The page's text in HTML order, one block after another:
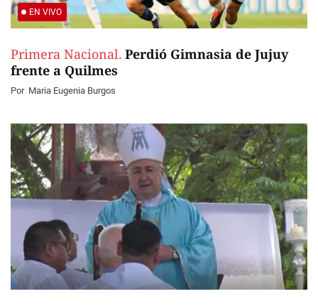
EN VIVO
Primera Nacional. Perdió Gimnasia de Jujuy
frente a Quilmes
Por Maria Eugenia Burgos